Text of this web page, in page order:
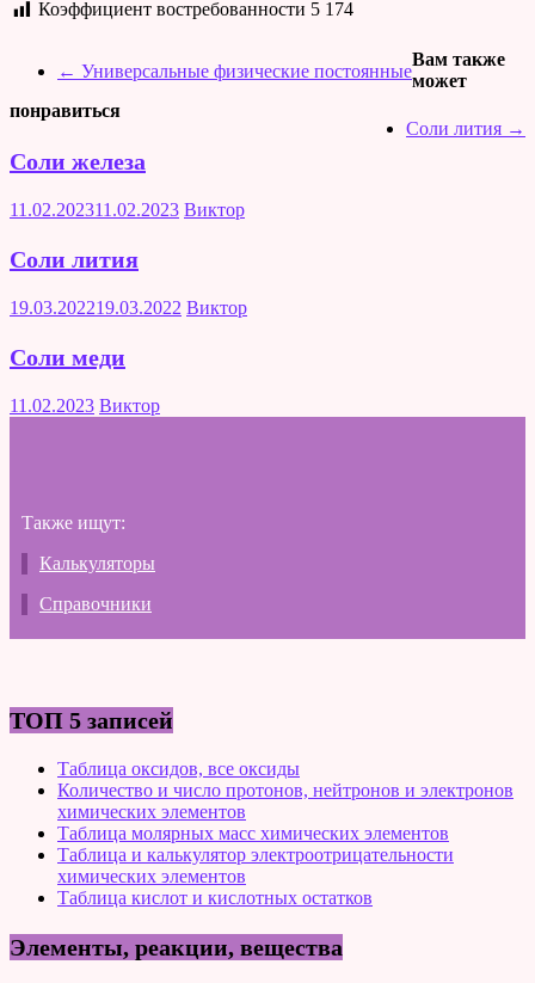
Коэффициент востребованности 5 174
← Универсальные физические постоянные
Соли лития →
Вам также
может
понравиться
Соли железа
11.02.202311.02.2023 Виктор
Соли лития
19.03.202219.03.2022 Виктор
Соли меди
11.02.2023 Виктор
Также ищут:
Калькуляторы
Справочники
ТОП 5 записей
Таблица оксидов, все оксиды
Количество и число протонов, нейтронов и электронов
химических элементов
Таблица молярных масс химических элементов
Таблица и калькулятор электроотрицательности
химических элементов
Таблица кислот и кислотных остатков
Элементы, реакции, вещества